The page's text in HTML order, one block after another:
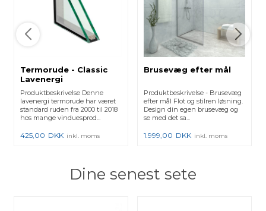
Termorude - Classic
Lavenergi
Produktbeskrivelse Denne
lavenergi termorude har været
standard ruden fra 2000 til 2018
hos mange vinduesprod...
425,00 DKK inkl. moms
Brusevæg efter mål
Produktbeskrivelse - Brusevæg
efter mål Flot og stilren løsning.
Design din egen brusevæg og
se med det sa...
1.999,00 DKK inkl. moms
Dine senest sete